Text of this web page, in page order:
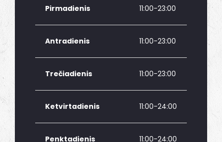
Pirmadienis 11:00-23:00
Antradienis 11:00-23:00
Trečiadienis 11:00-23:00
Ketvirtadienis 11:00-24:00
Penktadienis 11:00-24:00